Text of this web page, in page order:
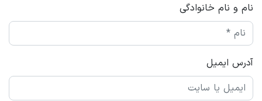
نام و نام خانوادگی
آدرس ایمیل